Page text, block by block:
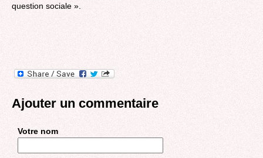
question sociale ».
Ajouter un commentaire
Votre nom